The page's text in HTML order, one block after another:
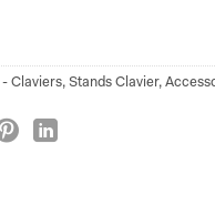
- Claviers, Stands Clavier,